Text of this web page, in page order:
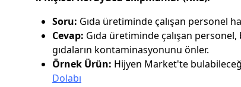
Soru: Gıda üretiminde çalışan personel
Cevap: Gıda üretiminde çalışan
gıdaların kontaminasyonunu önler.
Örnek Ürün: Hijyen Market'te
Dolabı